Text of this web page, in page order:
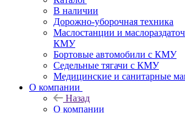
В наличии
Дорожно-уборочная техника
Маслостанции и
КМУ
Бортовые автомобили с КМУ
Седельные тягачи с КМУ
Медицинские и санитарные
О компании
Назад
О компании